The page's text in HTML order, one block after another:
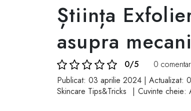
Știința
asupra
0/5
0
Publicat: 03 aprilie 2024 | Actualizat:
Skincare Tips&Tricks
Cuvinte cheie: